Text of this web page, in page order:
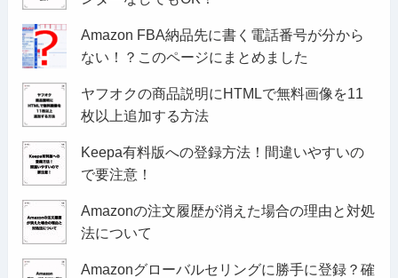
Amazon FBA納品先に書く電話番号が分から
ない！？このページにまとめました
ヤフオクの商品説明にHTMLで無料画像を11
枚以上追加する方法
Keepa有料版への登録方法！間違いやすいの
で要注意！
Amazonの注文履歴が消えた場合の理由と対処
法について
Amazonグローバルセリングに勝手に登録？確